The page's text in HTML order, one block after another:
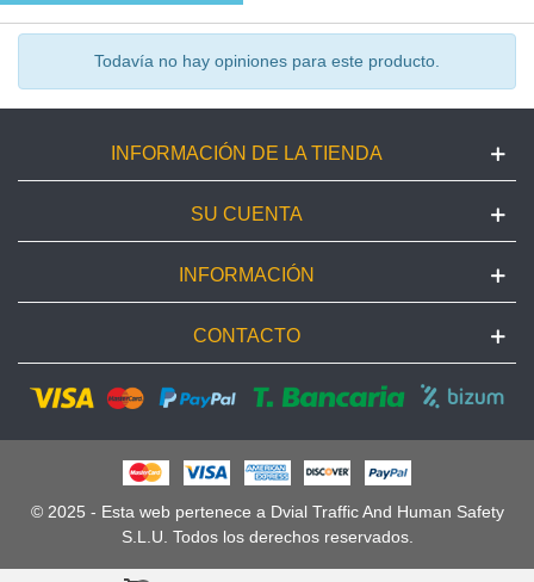
Todavía no hay opiniones para este producto.
INFORMACIÓN DE LA TIENDA
SU CUENTA
INFORMACIÓN
CONTACTO
© 2025 - Esta web pertenece a Dvial Traffic And Human Safety
S.L.U. Todos los derechos reservados.